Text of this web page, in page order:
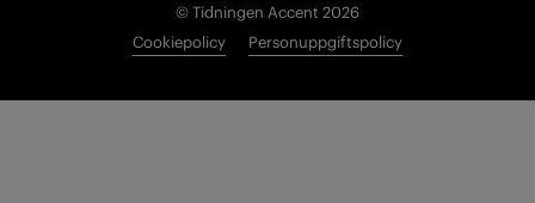
© Tidningen Accent 2026
Cookiepolicy
Personuppgiftspolicy